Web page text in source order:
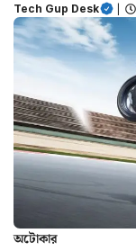
Tech Gup Desk |
অটোকার